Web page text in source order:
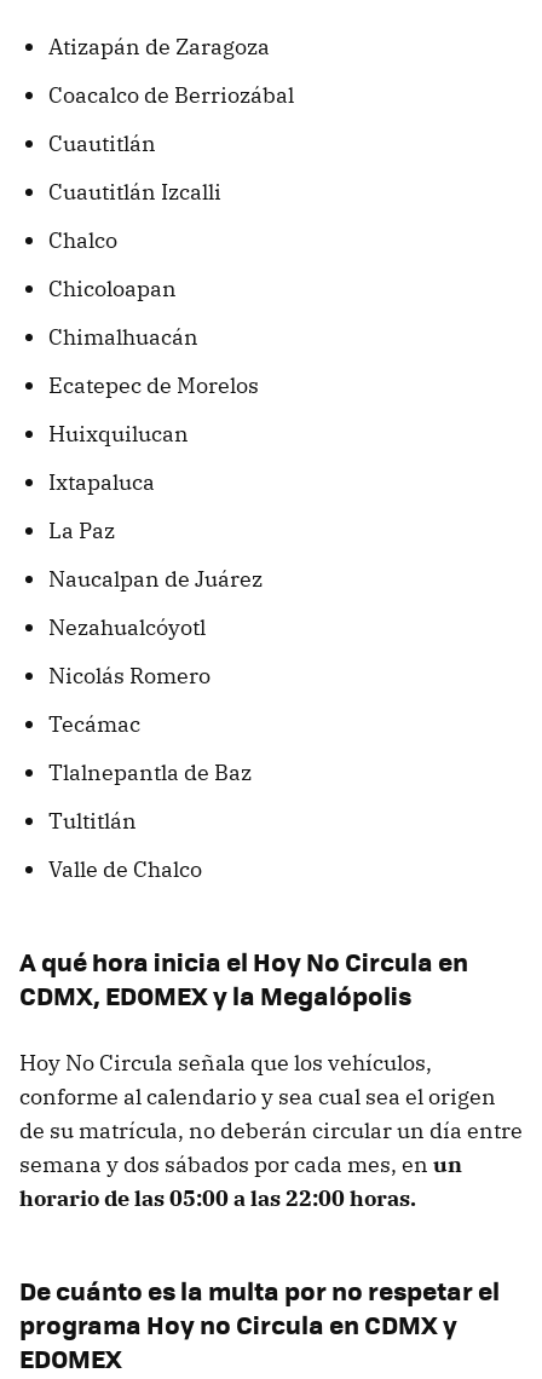
Atizapán de Zaragoza
Coacalco de Berriozábal
Cuautitlán
Cuautitlán Izcalli
Chalco
Chicoloapan
Chimalhuacán
Ecatepec de Morelos
Huixquilucan
Ixtapaluca
La Paz
Naucalpan de Juárez
Nezahualcóyotl
Nicolás Romero
Tecámac
Tlalnepantla de Baz
Tultitlán
Valle de Chalco
A qué hora inicia el Hoy No Circula en
CDMX, EDOMEX y la Megalópolis
Hoy No Circula señala que los vehículos,
conforme al calendario y sea cual sea el origen
de su matrícula, no deberán circular un día entre
semana y dos sábados por cada mes, en un
horario de las 05:00 a las 22:00 horas.
De cuánto es la multa por no respetar el
programa Hoy no Circula en CDMX y
EDOMEX